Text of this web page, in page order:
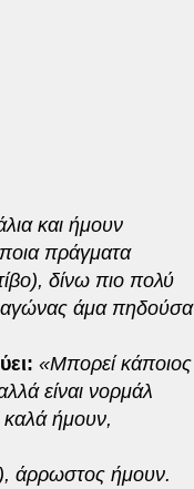
και ήμουν
πράγματα
δίνω πιο πολύ
αγώνας άμα πηδούσα
«Μπορεί κάποιος
είναι νορμάλ
ήμουν,
άρρωστος ήμουν.